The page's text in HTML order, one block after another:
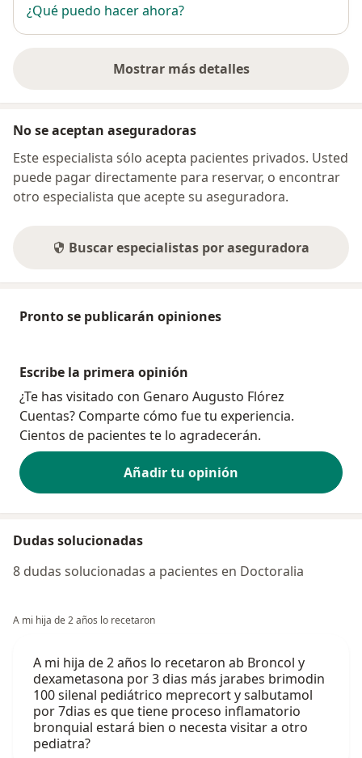
¿Qué puedo hacer ahora?
Mostrar más detalles
sobre la dirección
No se aceptan aseguradoras
Este especialista sólo acepta pacientes privados. Usted
puede pagar directamente para reservar, o encontrar
otro especialista que acepte su aseguradora.
Buscar especialistas por aseguradora
Pronto se publicarán opiniones
Escribe la primera opinión
¿Te has visitado con Genaro Augusto Flórez
Cuentas? Comparte cómo fue tu experiencia.
Cientos de pacientes te lo agradecerán.
Añadir tu opinión
Dudas solucionadas
8 dudas solucionadas a pacientes en Doctoralia
A mi hija de 2 años lo recetaron
A mi hija de 2 años lo recetaron ab Broncol y
dexametasona por 3 dias más jarabes brimodin
100 silenal pediátrico meprecort y salbutamol
por 7dias es que tiene proceso inflamatorio
bronquial estará bien o necesta visitar a otro
pediatra?